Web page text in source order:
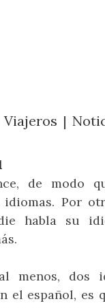
Viajeros |
Por la
Fórmula 1 y
El mejor
despertar en
Maison &
mejor feria de
Descubre
isla
Dos
de modo
Por
habla su
menos, dos
el español, es